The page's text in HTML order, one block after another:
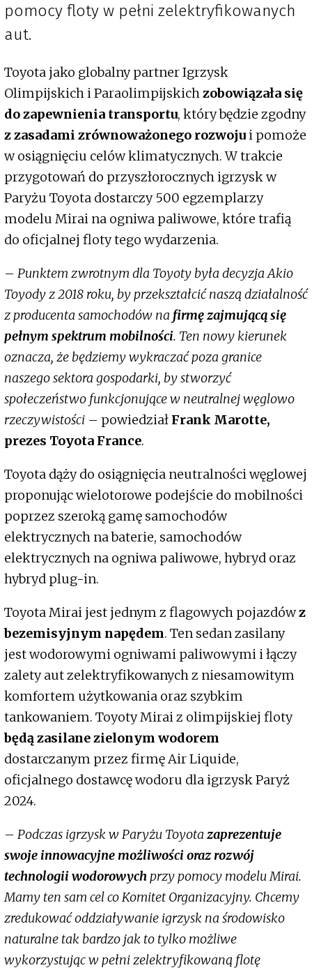
pomocy floty w pełni zelektryfikowanych
aut.
Toyota jako globalny partner Igrzysk
Olimpijskich i Paraolimpijskichzobowiązała się
do zapewnienia transportu, który będzie zgodny
z zasadami zrównoważonego rozwojui pomoże
w osiągnięciu celów klimatycznych. W trakcie
przygotowań do przyszłorocznych igrzysk w
Paryżu Toyota dostarczy 500 egzemplarzy
modelu Mirai na ogniwa paliwowe, które trafią
do oficjalnej floty tego wydarzenia.
– Punktem zwrotnym dla Toyoty była decyzja Akio
Toyody z 2018 roku, by przekształcić naszą działalność
z producenta samochodów na firmę zajmującą się
pełnym spektrum mobilności. Ten nowy kierunek
oznacza, że będziemy wykraczać poza granice
naszego sektora gospodarki, by stworzyć
społeczeństwo funkcjonujące w neutralnej węglowo
rzeczywistości – powiedział Frank Marotte,
prezes Toyota France.
Toyota dąży do osiągnięcia neutralności węglowej
proponując wielotorowe podejście do mobilności
poprzez szeroką gamę samochodów
elektrycznych na baterie, samochodów
elektrycznych na ogniwa paliwowe, hybryd oraz
hybryd plug-in.
Toyota Mirai jest jednym z flagowych pojazdówz
bezemisyjnym napędem. Ten sedan zasilany
jest wodorowymi ogniwami paliwowymi i łączy
zalety aut zelektryfikowanych z niesamowitym
komfortem użytkowania oraz szybkim
tankowaniem. Toyoty Mirai z olimpijskiej floty
będą zasilane zielonym wodorem
dostarczanym przez firmę Air Liquide,
oficjalnego dostawcę wodoru dla igrzysk Paryż
2024.
– Podczas igrzysk w Paryżu Toyota zaprezentuje
swoje innowacyjne możliwości oraz rozwój
technologii wodorowychprzy pomocy modelu Mirai.
Mamy ten sam cel co Komitet Organizacyjny. Chcemy
zredukować oddziaływanie igrzysk na środowisko
naturalne tak bardzo jak to tylko możliwe
wykorzystując w pełni zelektryfikowaną flotę